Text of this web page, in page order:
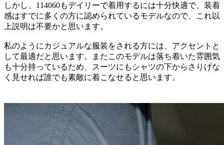
しかし、114060もデイリーで着用するには十分快適で、装着
感はすでに多くの方に認められているモデルなので、これ以
上説明は不要かと思います。
私のようにカジュアルな服装をされる方には、アクセントと
して最適だと思います。またこのモデルは落ち着いた雰囲気
も十分持っているため、スーツにもシャツの下からさりげな
く見せれば誰でも素敵に着こなせると思います。